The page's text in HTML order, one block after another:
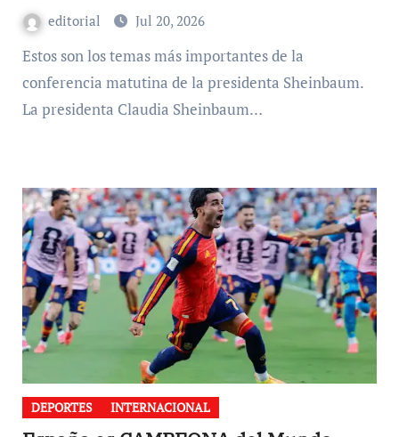
editorial Jul 20, 2026
Estos son los temas más importantes de la
conferencia matutina de la presidenta Sheinbaum.
La presidenta Claudia Sheinbaum…
DEPORTES INTERNACIONAL